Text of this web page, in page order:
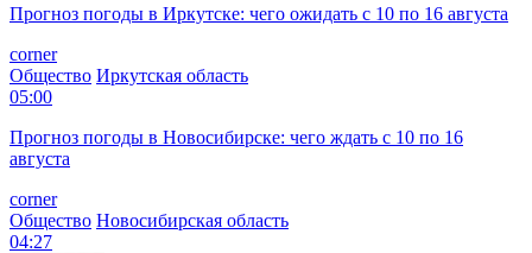
Прогноз погоды в Иркутске: чего ожидать с 10 по 16 августа
corner
Общество Иркутская область
05:00
Прогноз погоды в Новосибирске: чего ждать с 10 по 16
августа
corner
Общество Новосибирская область
04:27